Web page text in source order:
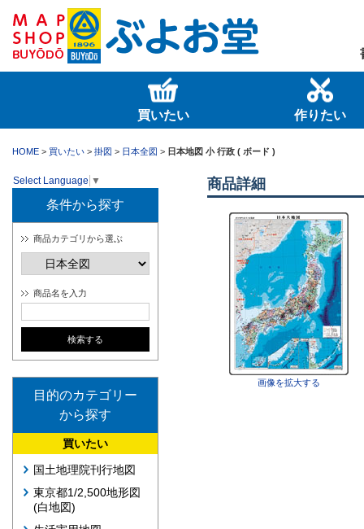
買いたい 作りたい
HOME > 買いたい > 掛図 > 日本全図 > 日本地図 小 行政 ( ボード )
Select Language ▼
条件から探す
商品カテゴリから選ぶ
商品名を入力
目的のカテゴリー
から探す
買いたい
国土地理院刊行地図
東京都1/2,500地形図
(白地図)
商品詳細
画像を拡大する